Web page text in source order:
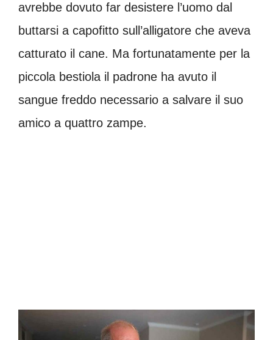
avrebbe dovuto far desistere l’uomo dal
buttarsi a capofitto sull’alligatore che aveva
catturato il cane. Ma fortunatamente per la
piccola bestiola il padrone ha avuto il
sangue freddo necessario a salvare il suo
amico a quattro zampe.